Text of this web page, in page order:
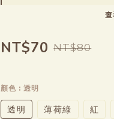
查
NT$70 NT$80
顏色 : 透明
透明 薄荷綠 紅